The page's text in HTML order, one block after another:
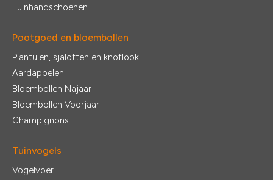
Tuinhandschoenen
Pootgoed en bloembollen
Plantuien, sjalotten en knoflook
Aardappelen
Bloembollen Najaar
Bloembollen Voorjaar
Champignons
Tuinvogels
Vogelvoer